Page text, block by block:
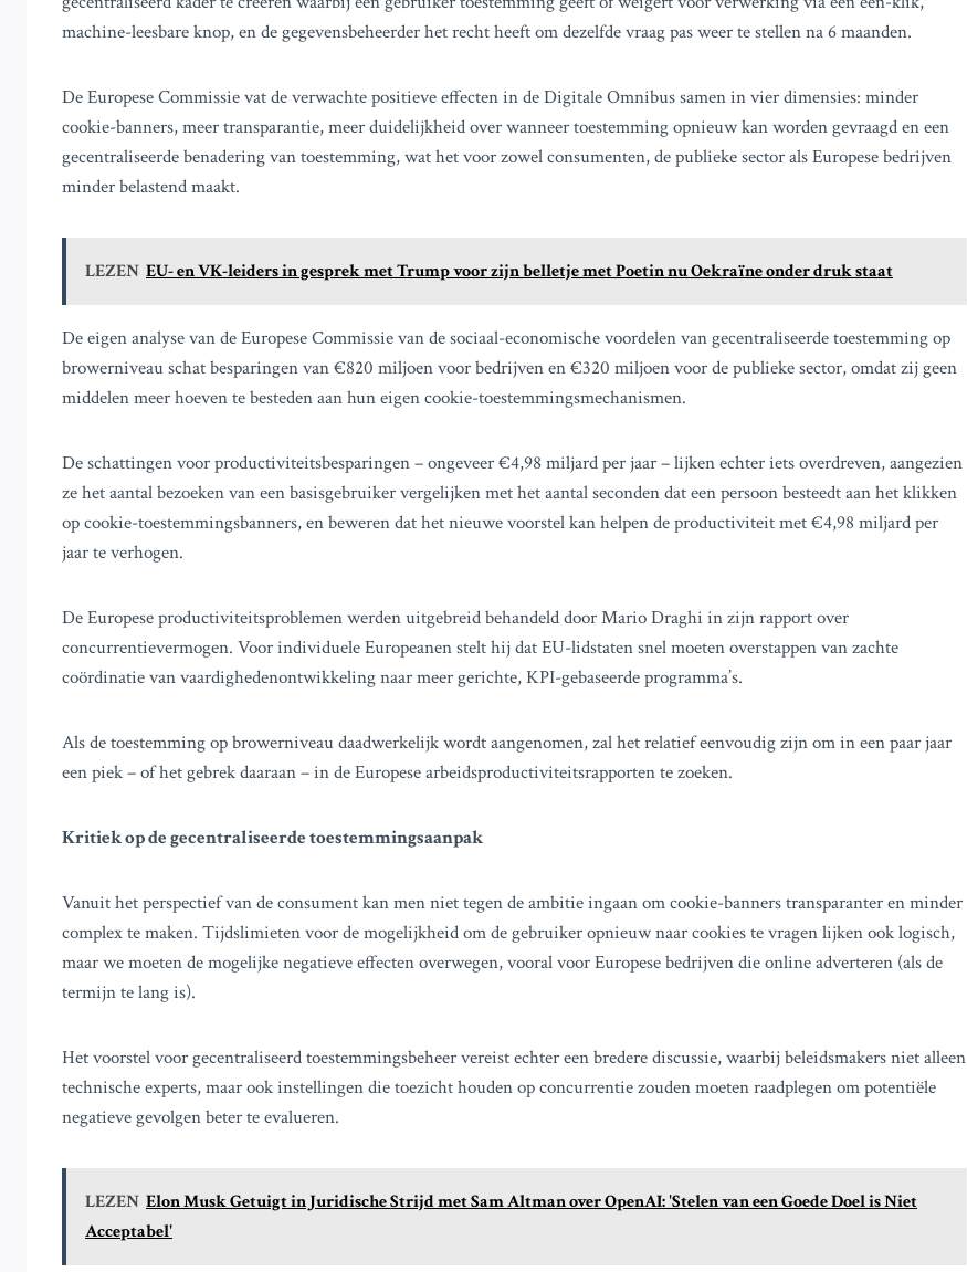
machine-leesbare knop, en de gegevensbeheerder het recht heeft om dezelfde vraag pas weer te stellen na 6 maanden.
De Europese Commissie vat de verwachte positieve effecten in de Digitale Omnibus samen in vier dimensies: minder
cookie-banners, meer transparantie, meer duidelijkheid over wanneer toestemming opnieuw kan worden gevraagd en een
gecentraliseerde benadering van toestemming, wat het voor zowel consumenten, de publieke sector als Europese bedrijven
minder belastend maakt.
LEZEN EU- en VK-leiders in gesprek met Trump voor zijn belletje met Poetin nu Oekraïne onder druk staat
De eigen analyse van de Europese Commissie van de sociaal-economische voordelen van gecentraliseerde toestemming op
browerniveau schat besparingen van €820 miljoen voor bedrijven en €320 miljoen voor de publieke sector, omdat zij geen
middelen meer hoeven te besteden aan hun eigen cookie-toestemmingsmechanismen.
De schattingen voor productiviteitsbesparingen – ongeveer €4,98 miljard per jaar – lijken echter iets overdreven, aangezien
ze het aantal bezoeken van een basisgebruiker vergelijken met het aantal seconden dat een persoon besteedt aan het klikken
op cookie-toestemmingsbanners, en beweren dat het nieuwe voorstel kan helpen de productiviteit met €4,98 miljard per
jaar te verhogen.
De Europese productiviteitsproblemen werden uitgebreid behandeld door Mario Draghi in zijn rapport over
concurrentievermogen. Voor individuele Europeanen stelt hij dat EU-lidstaten snel moeten overstappen van zachte
coördinatie van vaardighedenontwikkeling naar meer gerichte, KPI-gebaseerde programma’s.
Als de toestemming op browerniveau daadwerkelijk wordt aangenomen, zal het relatief eenvoudig zijn om in een paar jaar
een piek – of het gebrek daaraan – in de Europese arbeidsproductiviteitsrapporten te zoeken.
Kritiek op de gecentraliseerde toestemmingsaanpak
Vanuit het perspectief van de consument kan men niet tegen de ambitie ingaan om cookie-banners transparanter en minder
complex te maken. Tijdslimieten voor de mogelijkheid om de gebruiker opnieuw naar cookies te vragen lijken ook logisch,
maar we moeten de mogelijke negatieve effecten overwegen, vooral voor Europese bedrijven die online adverteren (als de
termijn te lang is).
Het voorstel voor gecentraliseerd toestemmingsbeheer vereist echter een bredere discussie, waarbij beleidsmakers niet alleen
technische experts, maar ook instellingen die toezicht houden op concurrentie zouden moeten raadplegen om potentiële
negatieve gevolgen beter te evalueren.
LEZEN Elon Musk Getuigt in Juridische Strijd met Sam Altman over OpenAI: 'Stelen van een Goede Doel is Niet
Acceptabel'